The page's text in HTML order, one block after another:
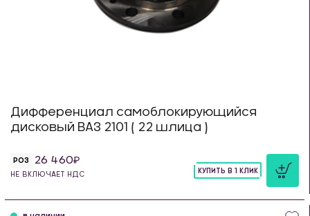
Дифференциал самоблокирующийся
дисковый ВАЗ 2101 ( 22 шлица )
РОЗ 26 460
НЕ ВКЛЮЧАЕТ НДС
КУПИТЬ В 1 КЛИК